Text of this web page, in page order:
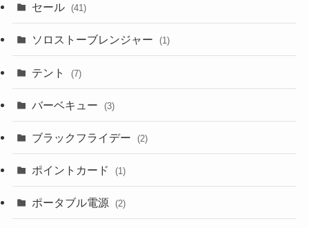
セール (41)
ソロストーブレンジャー (1)
テント (7)
バーベキュー (3)
ブラックフライデー (2)
ポイントカード (1)
ポータブル電源 (2)